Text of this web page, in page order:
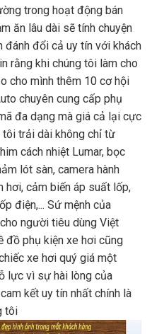
trong hoạt động bán
ăn lâu dài sẽ tính chuyện
đổi cả uy tín với khách
rằng khi chúng tôi làm cho
cho mình thêm 10 cơ hội
chuyên cung cấp phụ
đa dạng mà giá cả lại cực
tôi trải dài không chỉ từ
cách nhiệt Lumar, bọc
lót sàn, camera hành
hơi, cảm biến áp suất lốp,
điện,... Sứ mệnh của
người tiêu dùng Việt
đồ phụ kiện xe hơi cũng
xe hơi quý giá một
lực vì sự hài lòng của
kết uy tín nhất chính là
tôi